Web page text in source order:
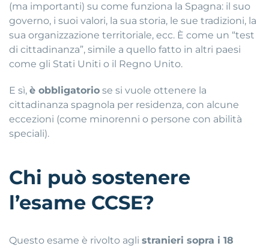
(ma importanti) su come funziona la Spagna: il suo
governo, i suoi valori, la sua storia, le sue tradizioni, la
sua organizzazione territoriale, ecc. È come un “test
di cittadinanza”, simile a quello fatto in altri paesi
come gli Stati Uniti o il Regno Unito.
E sì, è obbligatorio se si vuole ottenere la
cittadinanza spagnola per residenza, con alcune
eccezioni (come minorenni o persone con abilità
speciali).
Chi può sostenere
l’esame CCSE?
Questo esame è rivolto agli stranieri sopra i 18